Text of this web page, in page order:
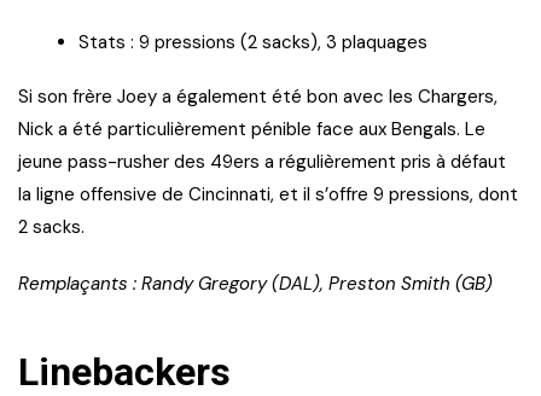
Stats : 9 pressions (2 sacks), 3 plaquages
Si son frère Joey a également été bon avec les Chargers,
Nick a été particulièrement pénible face aux Bengals. Le
jeune pass-rusher des 49ers a régulièrement pris à défaut
la ligne offensive de Cincinnati, et il s’offre 9 pressions, dont
2 sacks.
Remplaçants : Randy Gregory (DAL), Preston Smith (GB)
Linebackers